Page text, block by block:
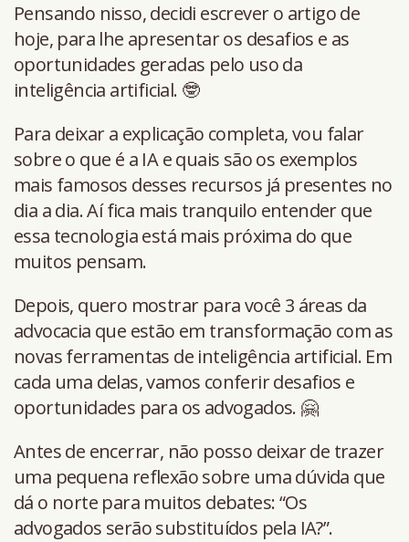
Pensando nisso, decidi escrever o artigo de
hoje, para lhe apresentar os desafios e as
oportunidades geradas pelo uso da
inteligência artificial. 🤓
Para deixar a explicação completa, vou falar
sobre o que é a IA e quais são os exemplos
mais famosos desses recursos já presentes no
dia a dia. Aí fica mais tranquilo entender que
essa tecnologia está mais próxima do que
muitos pensam.
Depois, quero mostrar para você 3 áreas da
advocacia que estão em transformação com as
novas ferramentas de inteligência artificial. Em
cada uma delas, vamos conferir desafios e
oportunidades para os advogados. 🤗
Antes de encerrar, não posso deixar de trazer
uma pequena reflexão sobre uma dúvida que
dá o norte para muitos debates: “Os
advogados serão substituídos pela IA?”.